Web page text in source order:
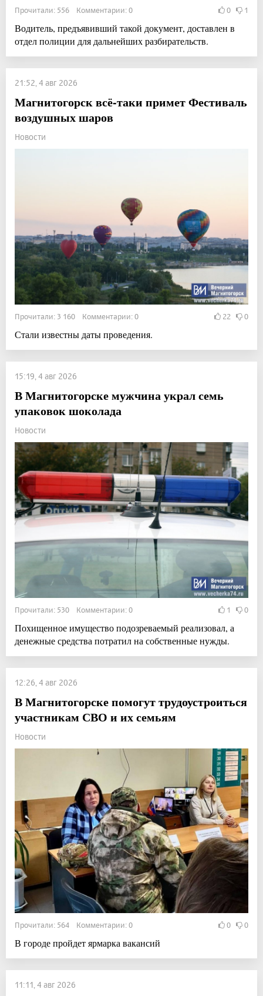
Прочитали: 556 Комментарии: 0 0 1
Водитель, предъявивший такой документ, доставлен в
отдел полиции для дальнейших разбирательств.
21:52, 4 авг 2026
Магнитогорск всё-таки примет Фестиваль
воздушных шаров
Новости
Прочитали: 3 160 Комментарии: 0 22 0
Стали известны даты проведения.
15:19, 4 авг 2026
В Магнитогорске мужчина украл семь
упаковок шоколада
Новости
Прочитали: 530 Комментарии: 0 1 0
Похищенное имущество подозреваемый реализовал, а
денежные средства потратил на собственные нужды.
12:26, 4 авг 2026
В Магнитогорске помогут трудоустроиться
участникам СВО и их семьям
Новости
Прочитали: 564 Комментарии: 0 0 0
В городе пройдет ярмарка вакансий
11:11, 4 авг 2026